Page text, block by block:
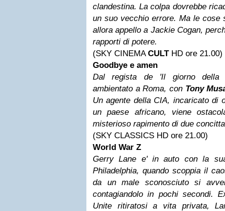
clandestina. La colpa dovrebbe
un suo vecchio errore. Ma le cose
allora appello a Jackie Cogan,
rapporti di potere.
(SKY CINEMACULTHD ore 21.00)
Goodbye e amen
Dal regista de 'Il giorno della
ambientato a Roma, con Tony
Un agente della CIA, incaricato di
un paese africano, viene
misterioso rapimento di due
(SKY CLASSICS HD ore 21.00)
World War Z
Gerry Lane e' in auto con la
Philadelphia, quando scoppia il
da un male sconosciuto si
contagiandolo in pochi secondi.
Unite ritiratosi a vita privata,